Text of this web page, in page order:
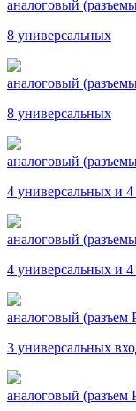
аналоговый
8 универсальных
аналоговый
8 универсальных
аналоговый
4 универсальных и
аналоговый
4 универсальных и
аналоговый (разъем
3 универсальных
аналоговый (разъем